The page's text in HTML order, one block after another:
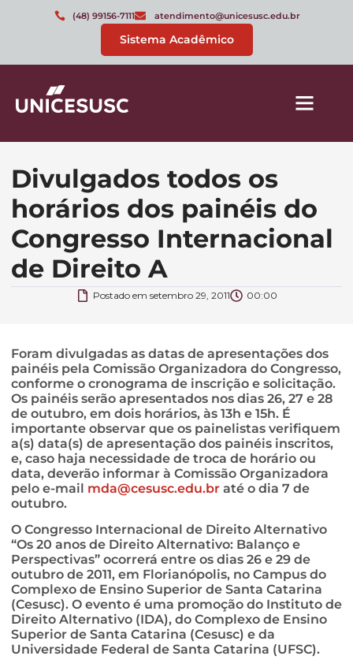
(48) 99156-7111 atendimento@unicesusc.edu.br
Sistema Acadêmico
Divulgados todos os
horários dos painéis do
Congresso Internacional
de Direito A
Postado em setembro 29, 2011 00:00
Foram divulgadas as datas de apresentações dos
painéis pela Comissão Organizadora do Congresso,
conforme o cronograma de inscrição e solicitação.
Os painéis serão apresentados nos dias 26, 27 e 28
de outubro, em dois horários, às 13h e 15h. É
importante observar que os painelistas verifiquem
a(s) data(s) de apresentação dos painéis inscritos,
e, caso haja necessidade de troca de horário ou
data, deverão informar à Comissão Organizadora
pelo e-mail mda@cesusc.edu.br até o dia 7 de
outubro.
O Congresso Internacional de Direito Alternativo
“Os 20 anos de Direito Alternativo: Balanço e
Perspectivas” ocorrerá entre os dias 26 e 29 de
outubro de 2011, em Florianópolis, no Campus do
Complexo de Ensino Superior de Santa Catarina
(Cesusc). O evento é uma promoção do Instituto de
Direito Alternativo (IDA), do Complexo de Ensino
Superior de Santa Catarina (Cesusc) e da
Universidade Federal de Santa Catarina (UFSC).